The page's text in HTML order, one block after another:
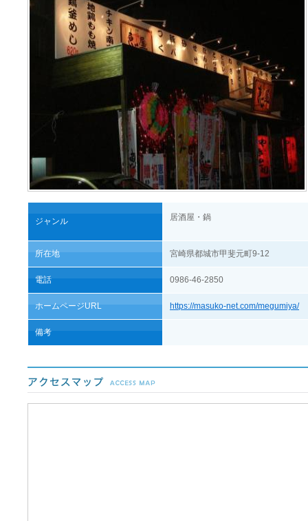
ジャンル 居酒屋・鍋
所在地 宮崎県都城市甲斐元町9-12
電話 0986-46-2850
ホームページURL https://masuko-net.com/megumiya/
備考